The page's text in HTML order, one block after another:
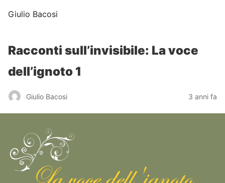
Giulio Bacosi
Racconti sull’invisibile: La voce
dell’ignoto 1
Giulio Bacosi 3 anni fa